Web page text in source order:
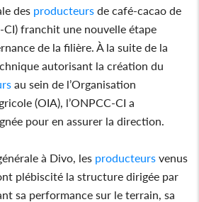
des producteurs de café-cacao de
CI) franchit une nouvelle étape
de la filière. À la suite de la
autorisant la création du
au sein de l’Organisation
(OIA), l’ONPCC-CI a
pour en assurer la direction.
à Divo, les producteurs venus
plébiscité la structure dirigée par
sa performance sur le terrain, sa